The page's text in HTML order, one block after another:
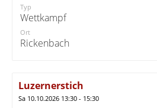
Typ
Wettkampf
Ort
Rickenbach
Luzernerstich
Sa 10.10.2026 13:30 - 15:30